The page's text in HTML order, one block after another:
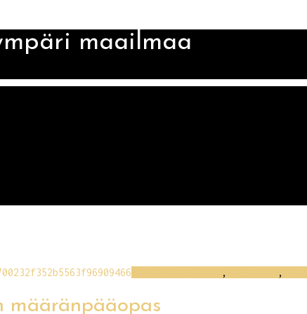
maailmaa
, ,
määränpääopas